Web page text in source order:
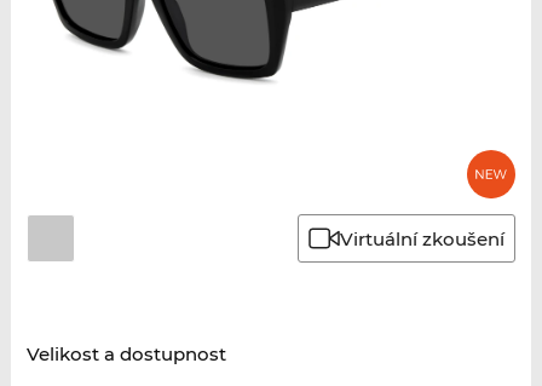
Virtuální zkoušení
Velikost a dostupnost